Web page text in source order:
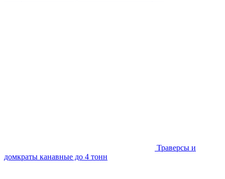
Траверсы и
домкраты канавные до 4 тонн